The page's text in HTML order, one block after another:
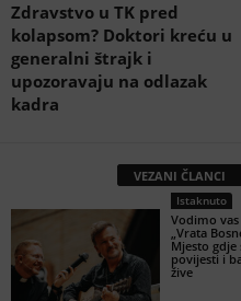
Zdravstvo u TK pred
kolapsom? Doktori kreću u
generalni štrajk i
upozoravaju na odlazak
kadra
VEZANI ČLANCI
Istaknuto
Vodimo
„Vrata
Mjesto gdje
povijesti i
žive